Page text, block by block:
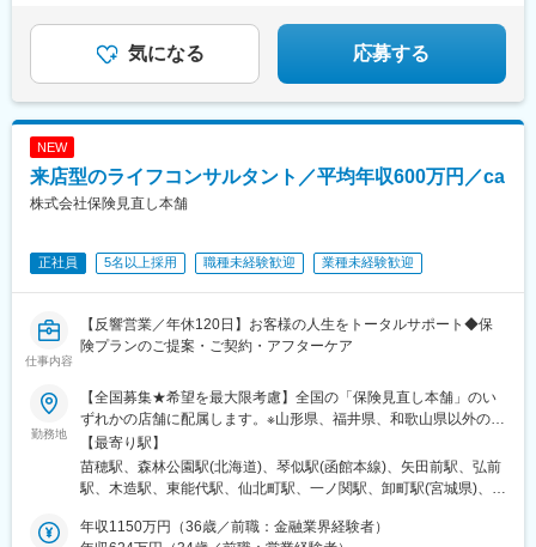
駅、牧駅(大分県)、西大分駅、南大分駅、西熊本駅、北熊本駅、荒
尾駅(熊本県)、原水駅、新八代駅、佐賀駅、鍋島駅、日宇駅、高田
駅(長崎県)、宮崎神宮駅、隼人駅、鴨池駅、隈之城駅、新越谷駅、
船橋駅、下総中山駅、市場前駅、上井草駅、亀戸駅、高松駅(東京
都)、青井駅、大久保駅(東京都)、新百合ケ丘駅、平沼橋駅、川崎
児駅、泊駅(三重県)、六地蔵駅(京都市営)、八木西口駅、富田駅(大
阪府)、恵美須町駅、中百舌鳥駅、阪神国道駅、ハーバーランド
駅、牛田駅(広島県)、岡田駅(愛媛県)、小倉駅(福岡県)、西鉄香椎
駅、戸部駅、西高蔵駅、六地蔵駅(奈良線)、畝傍駅、大国町駅、白
鷺駅、高速神戸駅、西鉄千早駅、打越駅
島市名山町
条駅(京都市営)、神戸三宮駅(阪神)、田町駅(岡山県)、五島町駅、
いづろ通駅
＃1日4時間勤務も可能 ＃今すぐ説明会へ！
気になる 応募する
NEW
来店型のライフコンサルタント／平均年収600万円／ca
株式会社保険見直し本舗
正社員 5名以上採用 職種未経験歓迎 業種未経験歓迎
仕事内容
【反響営業／年休120日】お客様の人生をトータルサポート◆保
険プランのご提案・ご契約・アフターケア
勤務地
【全国募集★希望を最大限考慮】全国の「保険見直し本舗」のい
ずれかの店舗に配属します。※山形県、福井県、和歌山県以外の
44都道府県で募集※希望勤務地がある場合、希望条件に希望都道
府県を選択の上ご応募下さい。※希望を最大限考慮します。※面接
は希望の勤務地付近またはオンラインで行います。※店舗により自
【最寄り駅】
苗穂駅、森林公園駅(北海道)、琴似駅(函館本線)、矢田前駅、弘前
駅、木造駅、東能代駅、仙北町駅、一ノ関駅、卸町駅(宮城県)、新
駅、仙台駅(地下鉄)、泉中央駅、本塩釜駅、古川駅、杜せきのした
年収1150万円（36歳／前職：金融業界経験者）